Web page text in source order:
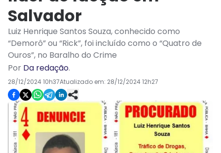
Salvador
Luiz Henrique Santos Souza, conhecido como
“Demorô” ou “Rick”, foi incluído como o “Quatro de
Ouros”, no Baralho do Crime
Por Da redação.
28/12/2024 10h37Atualizado em: 28/12/2024 12h27